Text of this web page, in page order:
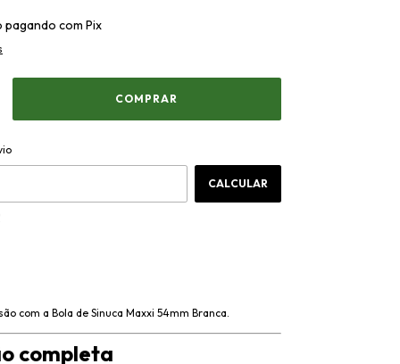
pagando com Pix
CALCULAR
com a Bola de Sinuca Maxxi 54mm Branca.
completa